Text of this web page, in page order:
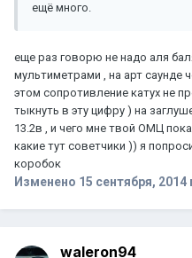
ещё много.
еще раз говорю не надо аля
мультиметрами , на арт саунде
этом сопротивление катух не
тыкнуть в эту цифру ) на
13.2в , и чего мне твой ОМЦ
какие тут советчики )) я
коробок
Изменено 15 сентября, 2014
waleron94